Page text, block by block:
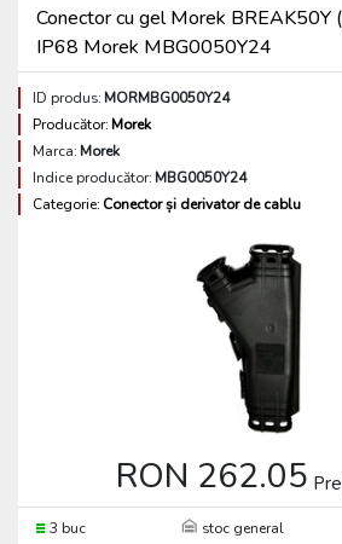
Conector cu gel Morek
IP68 Morek MBG0050Y24
ID produs:MORMBG0050Y24
Producător:Morek
Marca:Morek
Indice producător:MBG0050Y24
Categorie: Conector și derivator de cablu
RON 262.05
3 buc stoc general